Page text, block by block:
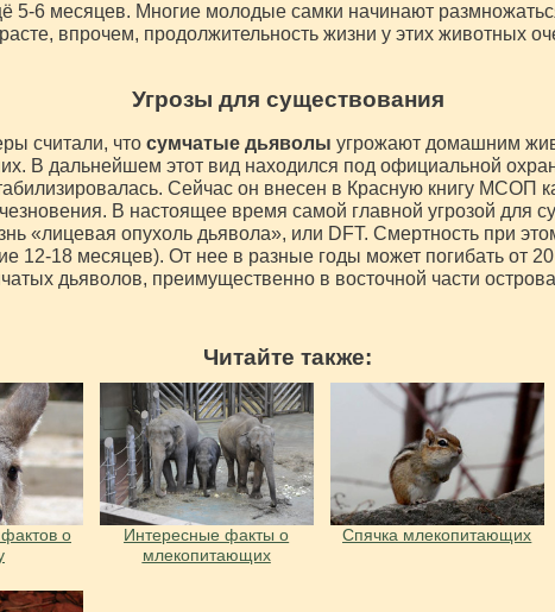
5-6 месяцев. Многие молодые самки начинают
впрочем, продолжительность жизни у этих животных
Угрозы для существования
считали, что сумчатые дьяволы угрожают домашним
В дальнейшем этот вид находился под официальной
Сейчас он внесен в Красную книгу МСОП
В настоящее время самой главной угрозой для
«лицевая опухоль дьявола», или DFT. Смертность при
12-18 месяцев). От нее в разные годы может погибать от
дьяволов, преимущественно в восточной части
Читайте также:
о
Интересные факты о
млекопитающих
Спячка млекопитающих